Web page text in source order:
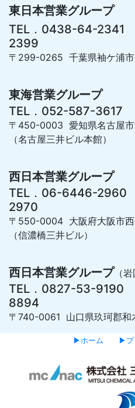
東日本営業グループ
TEL．0438-64-2341
2399
〒299-0265 千葉県袖ケ浦
東海営業グループ
TEL．052-587-3617
〒450-0003 愛知県名古屋
（名古屋三井ビル本館）
西日本営業グループ
TEL．06-6446-
2970
〒550-0004 大阪府大阪市西
（信濃橋三井ビル）
西日本営業グループ （
TEL．0827-53-9190
8894
〒740-0061 山口県玖珂郡和
▶ホーム ▶プ